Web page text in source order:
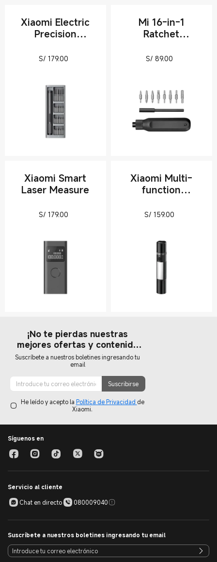
Xiaomi Electric
Precision
S/ 179.00
Mi 16-in-1
Ratchet
S/89.00
Xiaomi Smart
Laser Measure
S/ 179.00
Xiaomi Multi-
function
S/159.00
¡No te pierdas nuestras
mejores ofertas y contenido
exclusivo! ✨
Suscríbete a nuestros boletines ingresando tu
email
Suscribirse
He leído y acepto la Política de Privacidad de
Xiaomi.
Síguenos en
Servicio al cliente
Chat en directo
080009040
Suscríbete a nuestros boletines ingresando tu email